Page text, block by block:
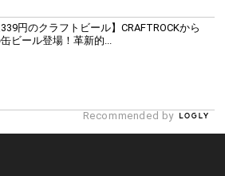
339円のクラフトビール】CRAFTROCKから
ビール登場！革新的...
Recommended by